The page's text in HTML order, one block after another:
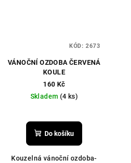
VÁNOČNÍ OZDOBA ČERVENÁ
KOULE
160 Kč
Skladem (4 ks)
Do košíku
Kouzelná vánoční ozdoba-
KÓD: 2673